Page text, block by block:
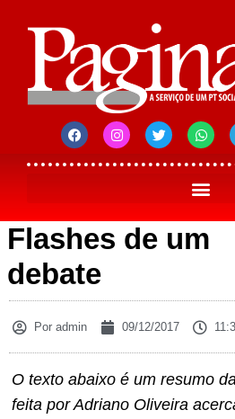
Flashes de um
debate
Poradmin 09/12/2017
O texto abaixo é um resumo
feita por Adriano Oliveira